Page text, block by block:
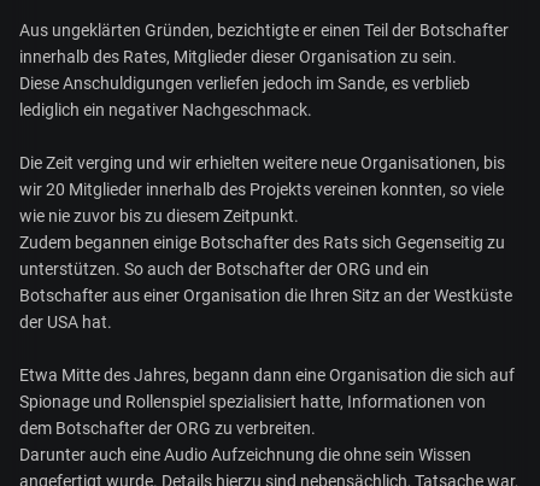
Aus ungeklärten Gründen, bezichtigte er einen Teil der Botschafter
innerhalb des Rates, Mitglieder dieser Organisation zu sein.
Diese Anschuldigungen verliefen jedoch im Sande, es verblieb
lediglich ein negativer Nachgeschmack.
Die Zeit verging und wir erhielten weitere neue Organisationen, bis
wir 20 Mitglieder innerhalb des Projekts vereinen konnten, so viele
wie nie zuvor bis zu diesem Zeitpunkt.
Zudem begannen einige Botschafter des Rats sich Gegenseitig zu
unterstützen. So auch der Botschafter der ORG und ein
Botschafter aus einer Organisation die Ihren Sitz an der Westküste
der USA hat.
Etwa Mitte des Jahres, begann dann eine Organisation die sich auf
Spionage und Rollenspiel spezialisiert hatte, Informationen von
dem Botschafter der ORG zu verbreiten.
Darunter auch eine Audio Aufzeichnung die ohne sein Wissen
angefertigt wurde. Details hierzu sind nebensächlich, Tatsache war,